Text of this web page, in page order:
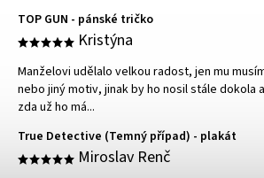
TOP GUN - pánské tričko
Kristýna
Manželovi udělalo velkou radost, jen mu
nebo jiný motiv, jinak by ho nosil stále dokola
zda už ho má...
True Detective (Temný případ) - plakát
Miroslav Renč